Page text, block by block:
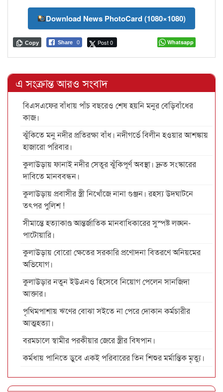
Download News PhotoCard (1080×1080)
Share 0 Post 0
Copy Whatsapp
এ সংক্রান্ত আরও সংবাদ
বিএসএফের বাঁধায় পাঁচ বছরেও শেষ হয়নি মনুর বেড়িবাঁধের
কাজ।
ঝুঁকিতে মনু নদীর প্রতিরক্ষা বাঁধ। নদীগর্ভে বিলীন হওয়ার আশঙ্কায়
হাজারো পরিবার।
কুলাউড়ায় ফানাই নদীর সেতুর ঝুঁকিপূর্ণ অবস্থা। দ্রুত সংস্কারের
দাবিতে মানববন্ধন।
কুলাউড়ায় প্রবাসীর স্ত্রী নিখোঁজে নানা গুঞ্জন। রহস্য উদঘাটনে
তৎপর পুলিশ !
সীমান্তে হত্যাকাণ্ড আন্তর্জাতিক মানবাধিকারের সুস্পষ্ট লঙ্ঘন-
পাটোয়ারি।
কুলাউড়ায় বোরো ক্ষেতের সরকারি প্রণোদনা বিতরণে অনিয়মের
অভিযোগ।
কুলাউড়ার নতুন ইউএনও হিসেবে নিয়োগ পেলেন সানজিদা
আক্তার।
পৃথিমপাশায় ঋণের বোঝা সইতে না পেরে দোকান কর্মচারীর
আত্মহত্যা।
বরমচালে স্বামীর পরকীয়ার জেরে স্ত্রীর বিষপান।
কর্মধায় পানিতে ডুবে একই পরিবারের তিন শিশুর মর্মান্তিক মৃত্যু।